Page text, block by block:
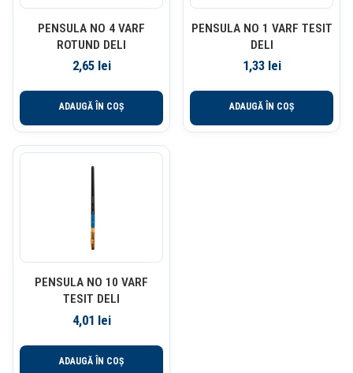
PENSULA NO 4 VARF
ROTUND DELI
2,65 lei
ADAUGĂ ÎN COȘ
PENSULA NO 1 VARF TESIT
DELI
1,33 lei
ADAUGĂ ÎN COȘ
PENSULA NO 10 VARF
TESIT DELI
4,01 lei
ADAUGĂ ÎN COȘ